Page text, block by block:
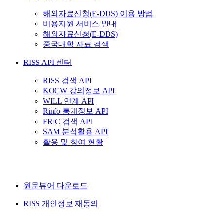
해외자료신청(E-DDS) 이용 방법
비용지원 서비스 안내
해외자료신청(E-DDS)
중국대학 자료 검색
RISS API 센터
RISS 검색 API
KOCW 강의정보 API
WILL 연계 API
Rinfo 통계정보 API
FRIC 검색 API
SAM 분석활용 API
활용 및 참여 현황
원문뷰어 다운로드
RISS 개인정보 재동의